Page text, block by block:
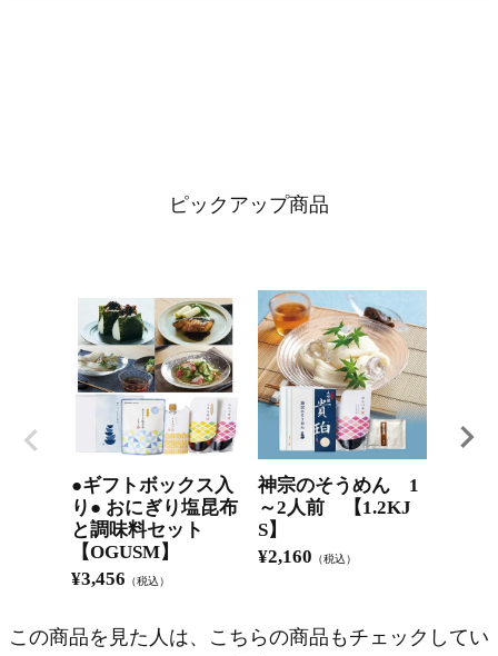
ピックアップ商品
●ギフトボックス入
り● おにぎり塩昆布
と調味料セット
【OGUSM】
¥3,456 （税込）
神宗のそうめん 1
～2人前 【1.2KJ
S】
¥2,160 （税込）
この商品を見た人は、こちらの商品もチェックしてい